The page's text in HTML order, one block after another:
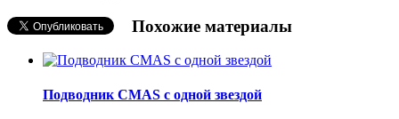
Похожие материалы
Подводник CMAS с одной звездой